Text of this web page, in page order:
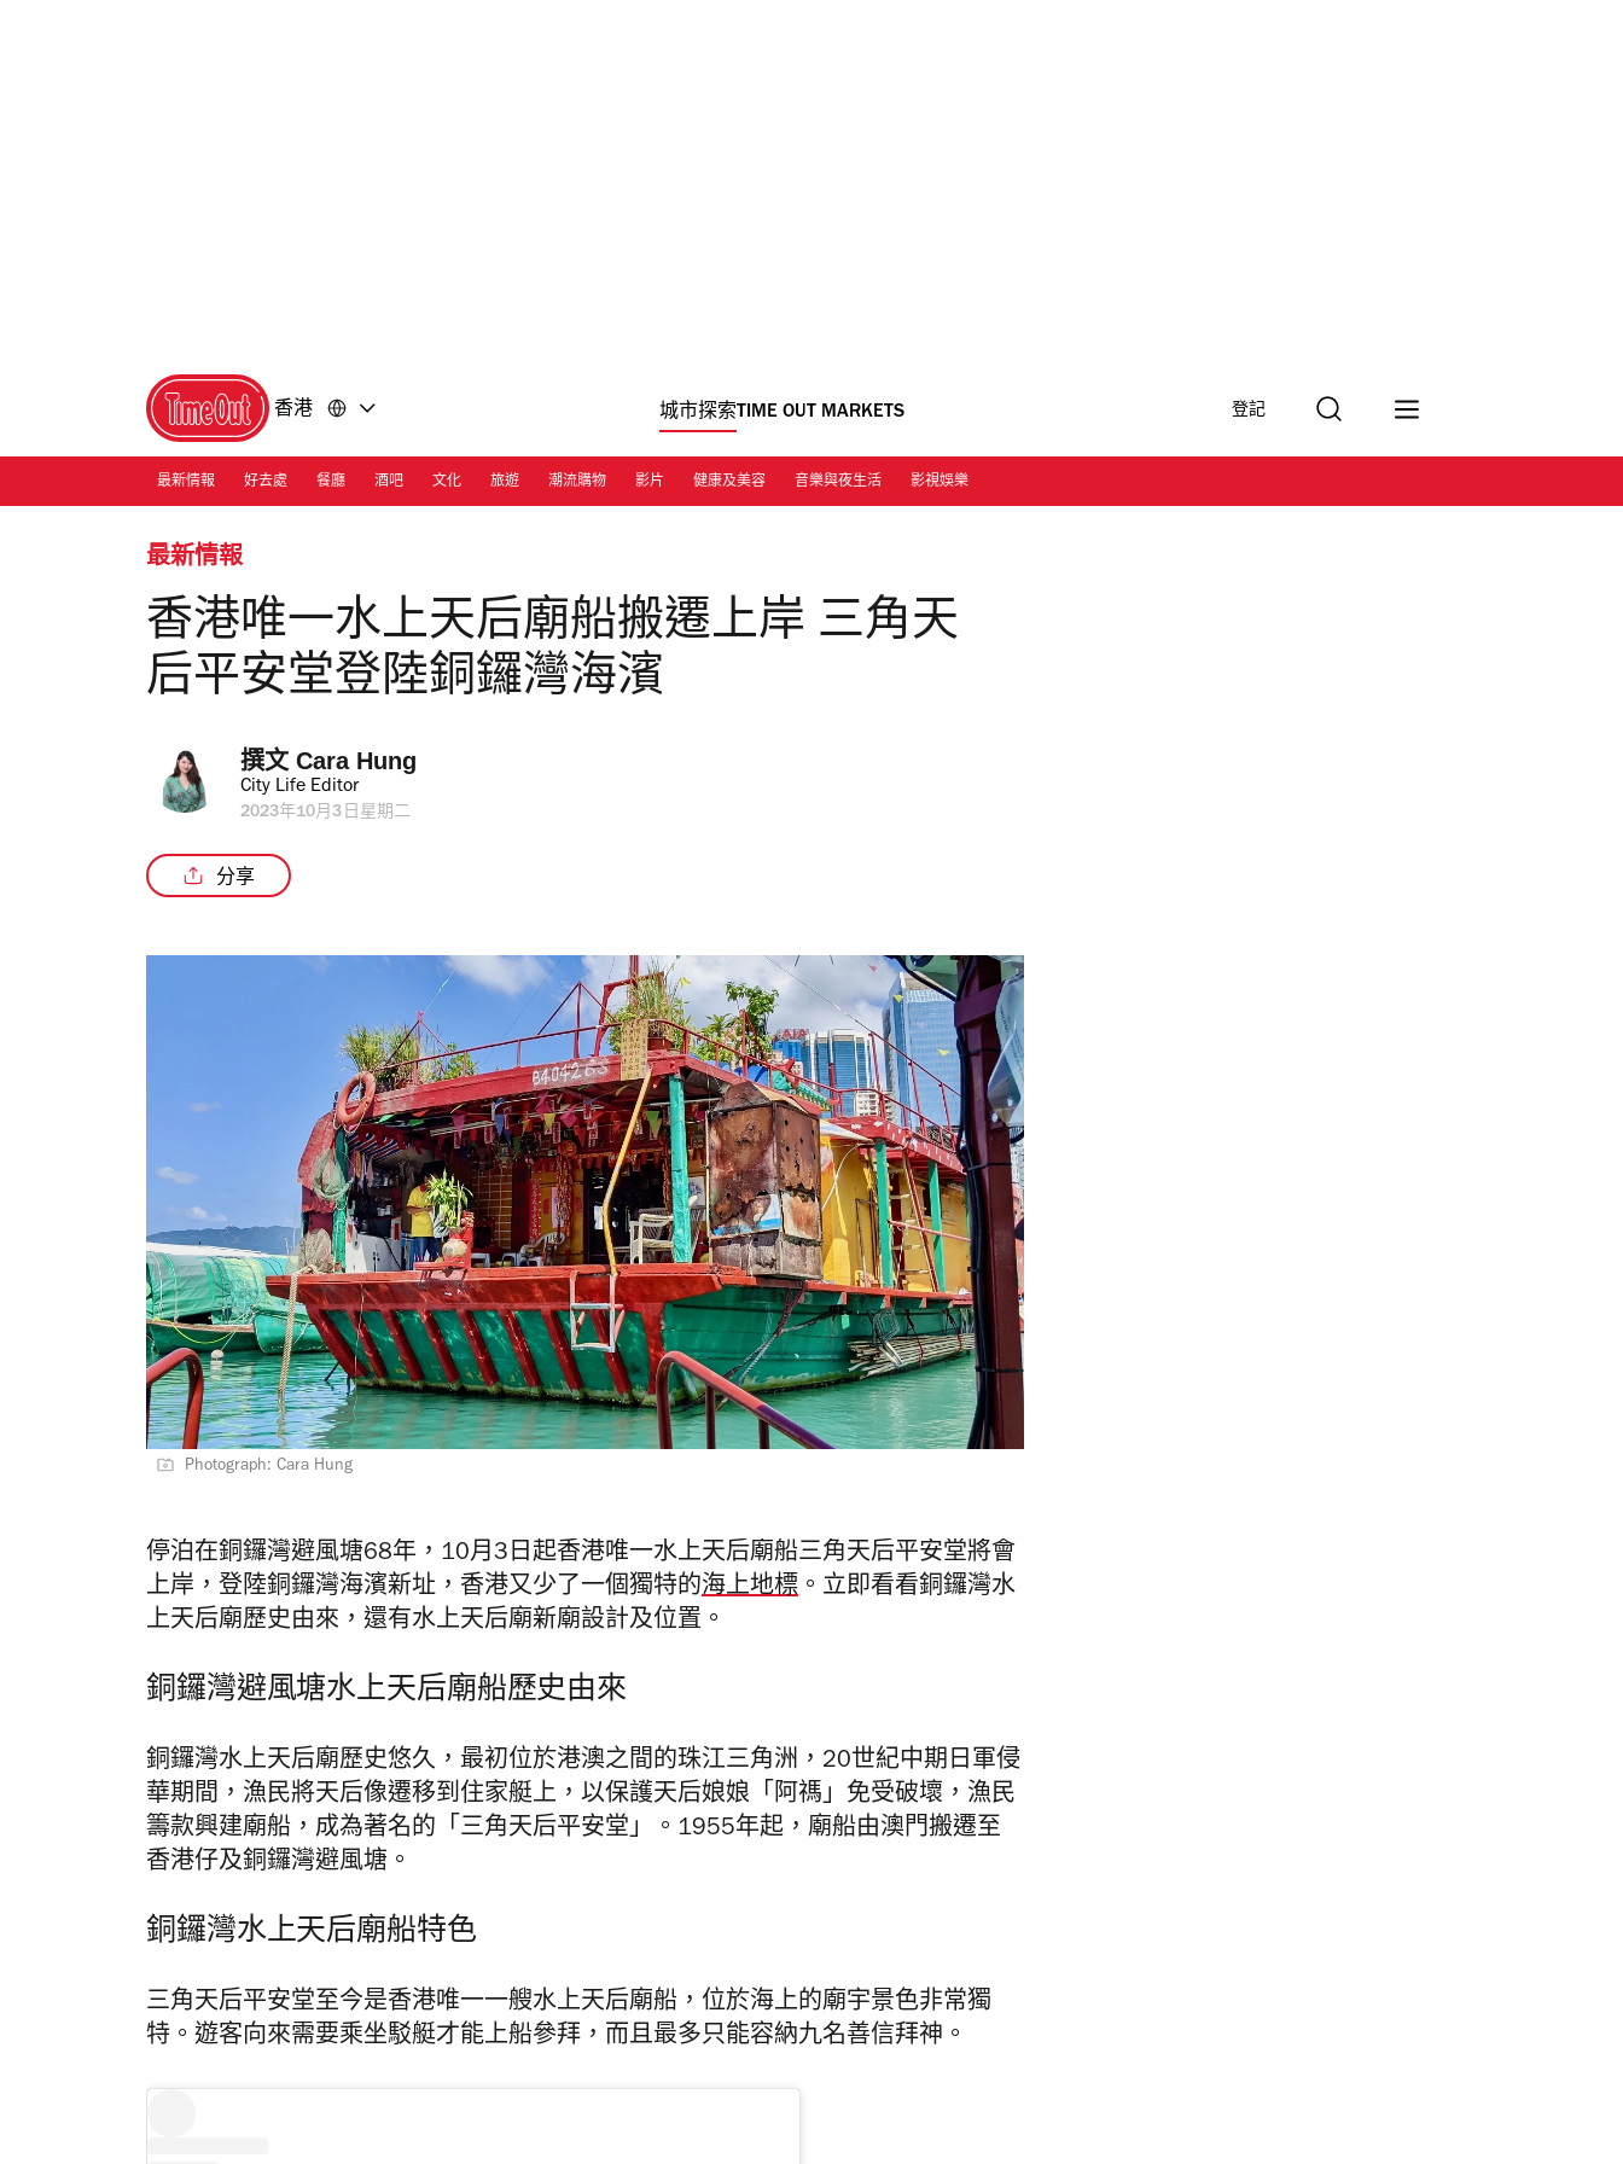
香港 城市探索TIME OUT MARKETS 登記
最新情報 好去處 餐廳 酒吧 文化 旅遊 潮流購物 影片 健康及美容 音樂與夜生活 影視娛樂
最新情報
香港唯一水上天后廟船搬遷上岸 三角天
后平安堂登陸銅鑼灣海濱
撰文 Cara Hung
City Life Editor
2023年10月3日星期二
分享
Photograph: Cara Hung
停泊在銅鑼灣避風塘68年，10月3日起香港唯一水上天后廟船三角天后平安堂將會
上岸，登陸銅鑼灣海濱新址，香港又少了一個獨特的海上地標 。立即看看銅鑼灣水
上天后廟歷史由來，還有水上天后廟新廟設計及位置。
銅鑼灣避風塘水上天后廟船歷史由來
銅鑼灣水上天后廟歷史悠久，最初位於港澳之間的珠江三角洲，20世紀中期日軍侵
華期間，漁民將天后像遷移到住家艇上，以保護天后娘娘「阿禡」免受破壞，漁民
籌款興建廟船，成為著名的「三角天后平安堂」。1955年起，廟船由澳門搬遷至
香港仔及銅鑼灣避風塘。
銅鑼灣水上天后廟船特色
三角天后平安堂至今是香港唯一一艘水上天后廟船，位於海上的廟宇景色非常獨
特。遊客向來需要乘坐駁艇才能上船參拜，而且最多只能容納九名善信拜神。